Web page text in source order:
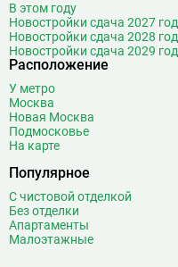
В этом году
Новостройки сдача 2027 год
Новостройки сдача 2028 год
Новостройки сдача 2029 год
Расположение
У метро
Москва
Новая Москва
Подмосковье
На карте
Популярное
С чистовой отделкой
Без отделки
Апартаменты
Малоэтажные